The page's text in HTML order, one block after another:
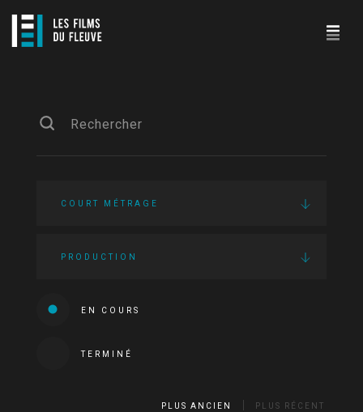
COURT MÉTRAGE
PRODUCTION
EN COURS
TERMINÉ
PLUS ANCIEN PLUS RÉCENT